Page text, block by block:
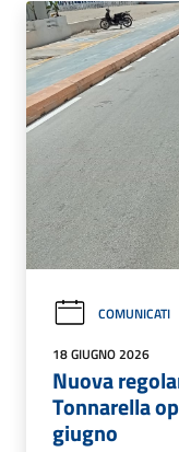
COMUNICATI
18 GIUGNO 2026
Nuova
Tonnarella
giugno